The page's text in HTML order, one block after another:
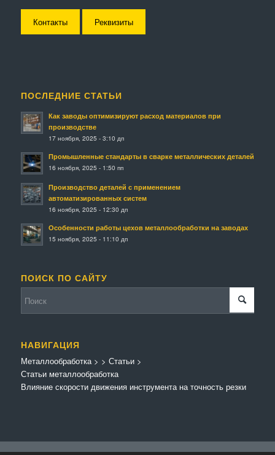
Контакты Реквизиты
ПОСЛЕДНИЕ СТАТЬИ
Как заводы оптимизируют расход материалов при
производстве
17 ноября, 2025 - 3:10 дп
Промышленные стандарты в сварке металлических деталей
16 ноября, 2025 - 1:50 пп
Производство деталей с применением
автоматизированных систем
16 ноября, 2025 - 12:30 дп
Особенности работы цехов металлообработки на заводах
15 ноября, 2025 - 11:10 дп
ПОИСК ПО САЙТУ
НАВИГАЦИЯ
Металлообработка>
Статьи металлообработка
> Статьи>
Влияние скорости движения инструмента на точность резки